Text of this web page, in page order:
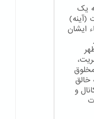
یک
(آینه)
ایشان
خالق
و